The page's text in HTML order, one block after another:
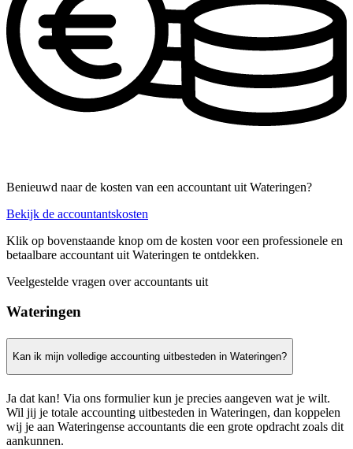
Benieuwd naar de kosten van een accountant uit Wateringen?
Bekijk de accountantskosten
Klik op bovenstaande knop om de kosten voor een professionele en
betaalbare accountant uit Wateringen te ontdekken.
Veelgestelde vragen over accountants uit
Wateringen
Kan ik mijn volledige accounting uitbesteden in Wateringen?
Ja dat kan! Via ons formulier kun je precies aangeven wat je wilt.
Wil jij je totale accounting uitbesteden in Wateringen, dan koppelen
wij je aan Wateringense accountants die een grote opdracht zoals dit
aankunnen.